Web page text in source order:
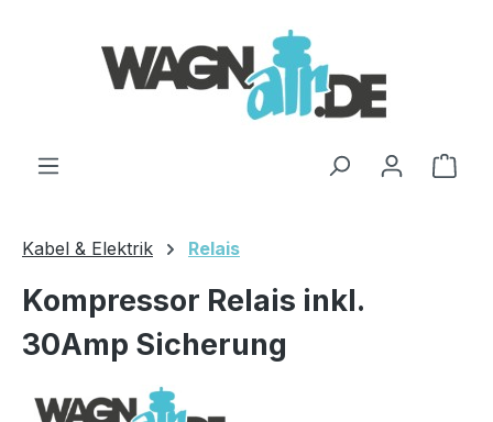
Kabel & Elektrik Relais
Kompressor Relais inkl.
30Amp Sicherung